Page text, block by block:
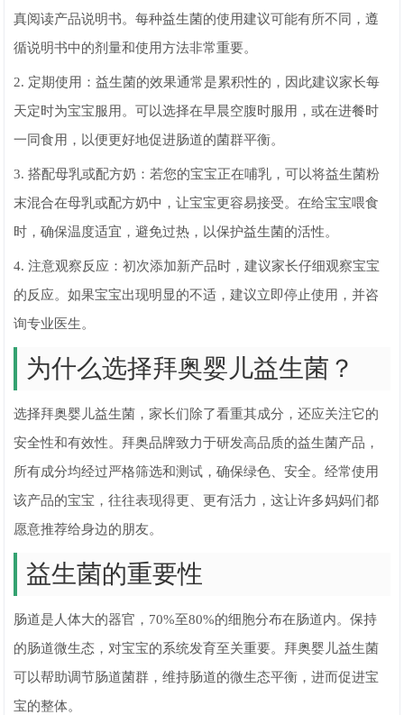
真阅读产品说明书。每种益生菌的使用建议可能有所不同，遵
循说明书中的剂量和使用方法非常重要。
2. 定期使用：益生菌的效果通常是累积性的，因此建议家长每
天定时为宝宝服用。可以选择在早晨空腹时服用，或在进餐时
一同食用，以便更好地促进肠道的菌群平衡。
3. 搭配母乳或配方奶：若您的宝宝正在哺乳，可以将益生菌粉
末混合在母乳或配方奶中，让宝宝更容易接受。在给宝宝喂食
时，确保温度适宜，避免过热，以保护益生菌的活性。
4. 注意观察反应：初次添加新产品时，建议家长仔细观察宝宝
的反应。如果宝宝出现明显的不适，建议立即停止使用，并咨
询专业医生。
为什么选择拜奥婴儿益生菌？
选择拜奥婴儿益生菌，家长们除了看重其成分，还应关注它的
安全性和有效性。拜奥品牌致力于研发高品质的益生菌产品，
所有成分均经过严格筛选和测试，确保绿色、安全。经常使用
该产品的宝宝，往往表现得更、更有活力，这让许多妈妈们都
愿意推荐给身边的朋友。
益生菌的重要性
肠道是人体大的器官，70%至80%的细胞分布在肠道内。保持
的肠道微生态，对宝宝的系统发育至关重要。拜奥婴儿益生菌
可以帮助调节肠道菌群，维持肠道的微生态平衡，进而促进宝
宝的整体。